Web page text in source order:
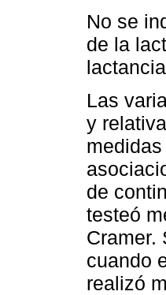
No se
de la
Las
y
de
testeó
Cramer.
cuando
realizó